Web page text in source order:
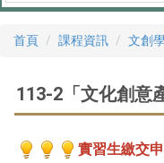
首頁 課程資訊 文創
113-2「文化創意
實習生繳交